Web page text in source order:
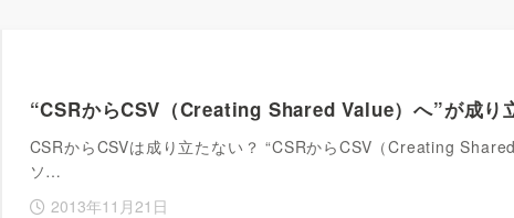
“CSRからCSV（Creating Shared Value）へ”が成り
CSRからCSVは成り立たない？ “CSRからCSV（Creating
ソ…
2013年11月21日